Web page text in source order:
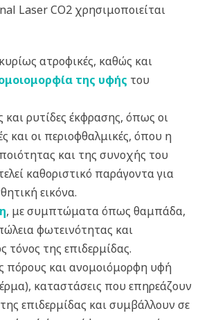
Laser CO2 χρησιμοποιείται
ατροφικές, καθώς και
της υφής του
και ρυτίδες έκφρασης, όπως οι
και οι περιοφθαλμικές, όπου η
και της συνοχής του
καθοριστικό παράγοντα για
εικόνα.
, με συμπτώματα όπως θαμπάδα,
φωτεινότητας και
τόνος της επιδερμίδας.
πόρους και ανομοιόμορφη υφή
καταστάσεις που επηρεάζουν
επιδερμίδας και συμβάλλουν σε